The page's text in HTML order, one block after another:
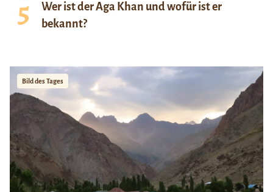
Wer ist der Aga Khan und wofür ist er
bekannt?
Bild des Tages